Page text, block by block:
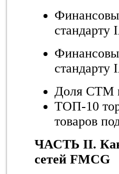
стандарту
стандарту
Доля СТМ
ТОП-10
товаров
ЧАСТЬ II.
сетей FMCG